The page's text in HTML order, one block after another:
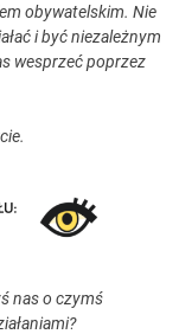
obywatelskim. Nie
i być niezależnym
wesprzeć poprzez
nas o czymś